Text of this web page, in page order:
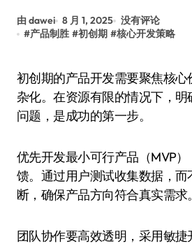
由 dawei 8 月 1, 2025 没有评论
#产品制胜 #初创期 #核心开发策略
初创期的产品开发需要聚焦核心价值，避免过度复
杂化。在资源有限的情况下，
问题，是成功的第一步。
优先开发最小可行产品（MVP
馈。通过用户测试收集数据，而
断，确保产品方向符合真实需求。
团队协作要高效透明，采用敏